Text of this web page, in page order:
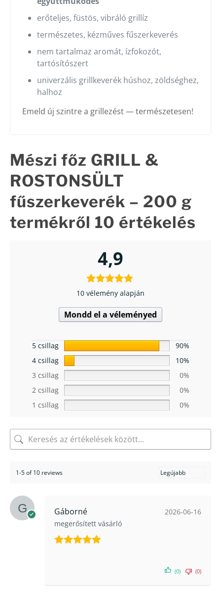
erőteljes, füstös, vibráló grillíz
természetes, kézműves fűszerkeverés
nem tartalmaz aromát, ízfokozót,
tartósítószert
univerzális grillkeverék húshoz, zöldséghez,
halhoz
Emeld új szintre a grillezést — természetesen!
Mészi főz GRILL &
ROSTONSÜLT
fűszerkeverék – 200 g
termékről 10 értékelés
4,9
10 vélemény alapján
Mondd el a véleményed
5 csillag
90%
4 csillag
10%
3 csillag
0%
2 csillag
0%
1 csillag
0%
1-5 of 10 reviews
Gáborné
megerősített vásárló
2026-06-16
(0) (0)